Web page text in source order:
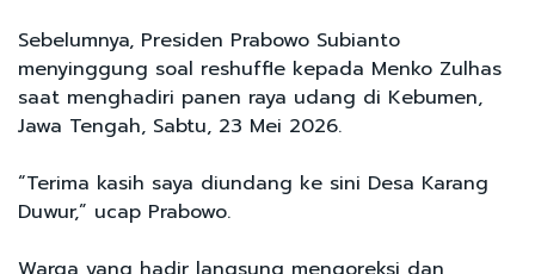
Sebelumnya, Presiden Prabowo Subianto
menyinggung soal reshuffle kepada Menko Zulhas
saat menghadiri panen raya udang di Kebumen,
Jawa Tengah, Sabtu, 23 Mei 2026.
“Terima kasih saya diundang ke sini Desa Karang
Duwur,” ucap Prabowo.